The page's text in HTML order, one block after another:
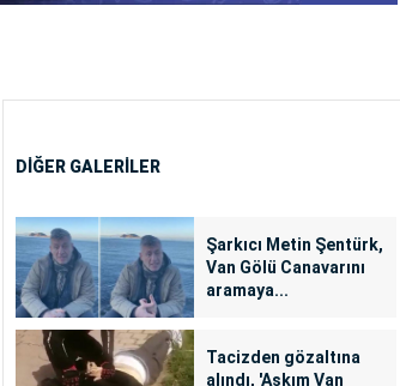
DİĞER GALERİLER
Şarkıcı Metin Şentürk,
Van Gölü Canavarını
aramaya...
Tacizden gözaltına
alındı, 'Aşkım Van